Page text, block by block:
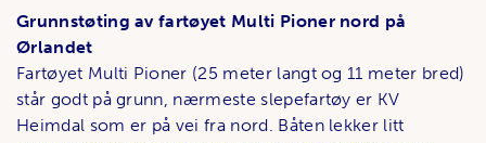
Grunnstøting av fartøyet Multi Pioner nord på
Ørlandet
Fartøyet Multi Pioner (25 meter langt og 11 meter bred)
står godt på grunn, nærmeste slepefartøy er KV
Heimdal som er på vei fra nord. Båten lekker litt